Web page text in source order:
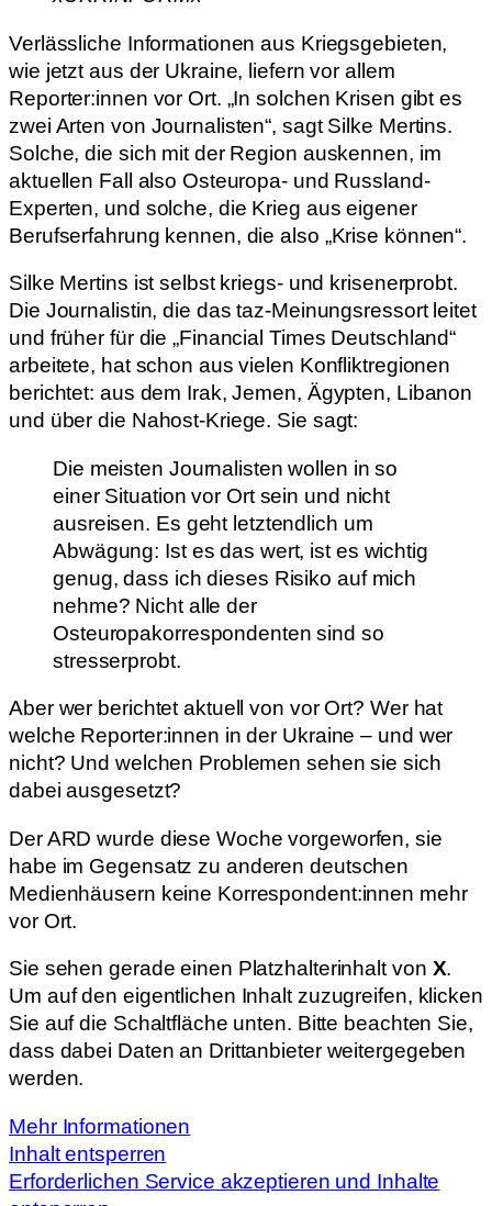
Verlässliche Informationen aus Kriegsgebieten,
wie jetzt aus der Ukraine, liefern vor allem
Reporter:innen vor Ort. „In solchen Krisen gibt es
zwei Arten von Journalisten“, sagt Silke Mertins.
Solche, die sich mit der Region auskennen, im
aktuellen Fall also Osteuropa- und Russland-
Experten, und solche, die Krieg aus eigener
Berufserfahrung kennen, die also „Krise können“.
Silke Mertins ist selbst kriegs- und krisenerprobt.
Die Journalistin, die das taz-Meinungsressort leitet
und früher für die „Financial Times Deutschland“
arbeitete, hat schon aus vielen Konfliktregionen
berichtet: aus dem Irak, Jemen, Ägypten, Libanon
und über die Nahost-Kriege. Sie sagt:
Die meisten Journalisten wollen in so
einer Situation vor Ort sein und nicht
ausreisen. Es geht letztendlich um
Abwägung: Ist es das wert, ist es wichtig
genug, dass ich dieses Risiko auf mich
nehme? Nicht alle der
Osteuropakorrespondenten sind so
stresserprobt.
Aber wer berichtet aktuell von vor Ort? Wer hat
welche Reporter:innen in der Ukraine – und wer
nicht? Und welchen Problemen sehen sie sich
dabei ausgesetzt?
Der ARD wurde diese Woche vorgeworfen, sie
habe im Gegensatz zu anderen deutschen
Medienhäusern keine Korrespondent:innen mehr
vor Ort.
Sie sehen gerade einen Platzhalterinhalt von X.
Um auf den eigentlichen Inhalt zuzugreifen, klicken
Sie auf die Schaltfläche unten. Bitte beachten Sie,
dass dabei Daten an Drittanbieter weitergegeben
werden.
Mehr Informationen
Inhalt entsperren
Erforderlichen Service akzeptieren und Inhalte